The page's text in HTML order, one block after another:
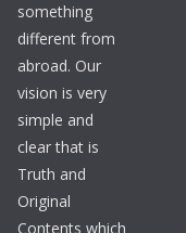
something
different from
abroad. Our
vision is very
simple and
clear that is
Truth and
Original
Contents which